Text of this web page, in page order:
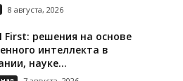
8 августа, 2026
First: решения на основе
интеллекта в
науке...